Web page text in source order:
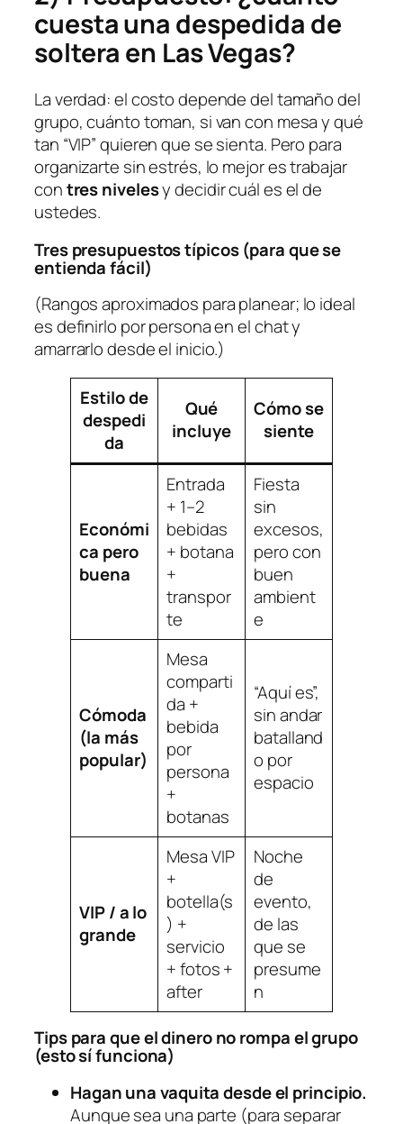
cuesta una despedida de
soltera en Las Vegas?
La verdad: el costo depende del tamaño del
grupo, cuánto toman, si van con mesa y qué
tan “VIP” quieren que se sienta. Pero para
organizarte sin estrés, lo mejor es trabajar
contres nivelesy decidir cuál es el de
ustedes.
Tres presupuestos típicos (para que se
entienda fácil)
(Rangos aproximados para planear; lo ideal
es definirlo por persona en el chat y
amarrarlo desde el inicio.)
Estilo de
despedi
da
Qué
incluye
Cómo se
siente
Económi
ca pero
buena
Entrada
+ 1–2
bebidas
+ botana
+
transpor
te
Fiesta
sin
excesos,
pero con
buen
ambient
e
Cómoda
(la más
popular)
Mesa
comparti
da +
bebida
por
persona
+
botanas
“Aquí es”,
sin andar
batalland
o por
espacio
VIP / a lo
grande
Mesa VIP
+
botella(s
) +
servicio
+ fotos +
after
Noche
de
evento,
de las
que se
presume
n
Tips para que el dinero no rompa el grupo
(esto sí funciona)
Hagan una vaquita desde el principio.
Aunque sea una parte (para separar